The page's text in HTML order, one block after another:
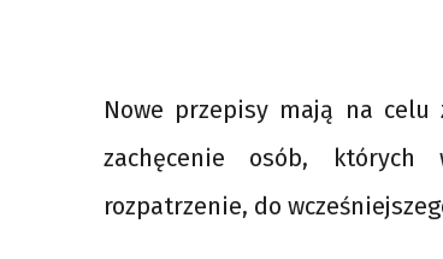
Nowe przepisy mają na
zachęcenie osób,
rozpatrzenie, do